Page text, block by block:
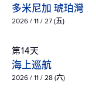
多米尼加 琥珀灣
2026 / 11 / 27 (五)
第14天
海上巡航
2026 / 11 / 28 (六)